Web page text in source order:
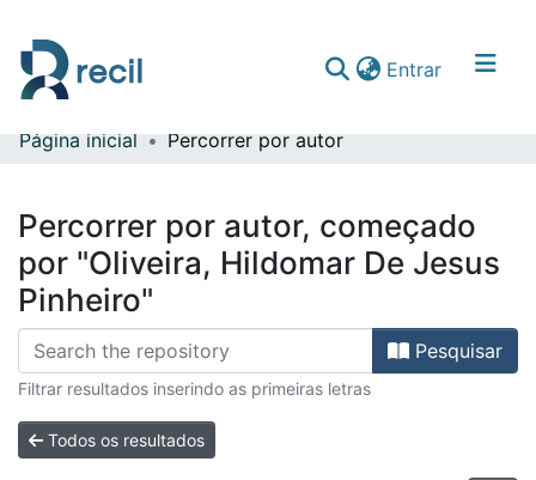
Entrar(current)
Comunidades & Coleções
Página inicial Percorrer por autor
Percorrer por autor, começado
por "Oliveira, Hildomar De Jesus
Pinheiro"
Pesquisar
Filtrar resultados inserindo as primeiras letras
Todos os resultados